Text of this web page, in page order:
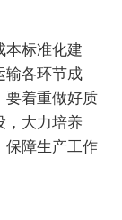
本标准化建
输各环节成
要着重做好质
，大力培养
保障生产工作